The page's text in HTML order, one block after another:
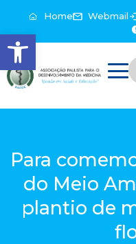
Abrir a barra de
Home Webmail
Para
do Meio
plantio de